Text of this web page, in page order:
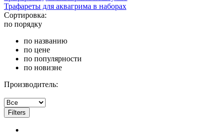
Трафареты для аквагрима в наборах
Сортировка:
по порядку
по названию
по цене
по популярности
по новизне
Производитель:
Filters